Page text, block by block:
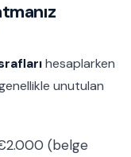
hesaplarken
unutulan
(belge